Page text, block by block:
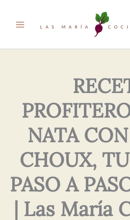
NATA
CHOUX,
PASO A
| Las María
Electrónico*